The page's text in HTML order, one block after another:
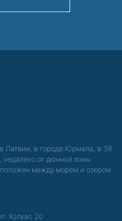
Латвии, в городе Юрмала, в 38
недалеко от дюнной зоны
между морем и озером
Колкас 20